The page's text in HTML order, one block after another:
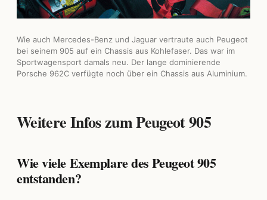
Wie auch Mercedes-Benz und Jaguar vertraute auch Peugeot
bei seinem 905 auf ein Chassis aus Kohlefaser. Das war im
Sportwagensport damals neu. Der lange dominierende
Porsche 962C verfügte noch über ein Chassis aus Aluminium.
Weitere Infos zum Peugeot 905
Wie viele Exemplare des Peugeot 905
entstanden?